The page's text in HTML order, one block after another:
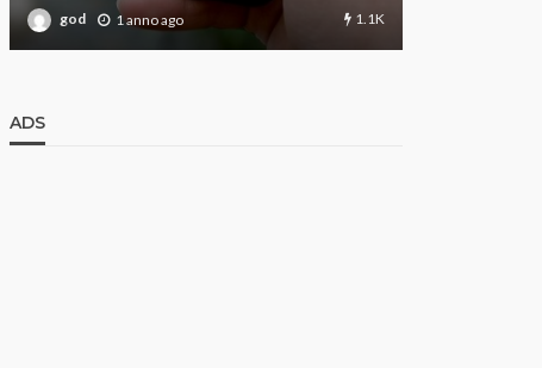
god 1 anno ago 1.1K
ADS